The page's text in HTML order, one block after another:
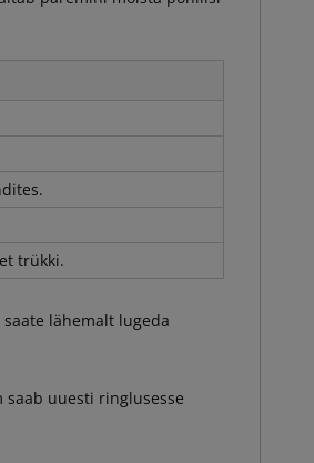
trükki.
lähemalt lugeda
uuesti ringlusesse